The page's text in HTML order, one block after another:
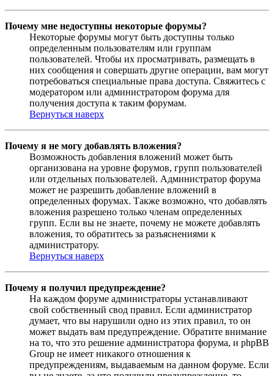
Почему мне недоступны некоторые форумы?
Некоторые форумы могут быть доступны только
определенным пользователям или группам
пользователей. Чтобы их просматривать, размещать в
них сообщения и совершать другие операции, вам могут
потребоваться специальные права доступа. Свяжитесь с
модератором или администратором форума для
получения доступа к таким форумам.
Вернуться наверх
Почему я не могу добавлять вложения?
Возможность добавления вложений может быть
организована на уровне форумов, групп пользователей
или отдельных пользователей. Администратор форума
может не разрешить добавление вложений в
определенных форумах. Также возможно, что добавлять
вложения разрешено только членам определенных
групп. Если вы не знаете, почему не можете добавлять
вложения, то обратитесь за разъяснениями к
администратору.
Вернуться наверх
Почему я получил предупреждение?
На каждом форуме администраторы устанавливают
свой собственный свод правил. Если администратор
думает, что вы нарушили одно из этих правил, то он
может выдать вам предупреждение. Обратите внимание
на то, что это решение администратора форума, и phpBB
Group не имеет никакого отношения к
предупреждениям, выдаваемым на данном форуме. Если